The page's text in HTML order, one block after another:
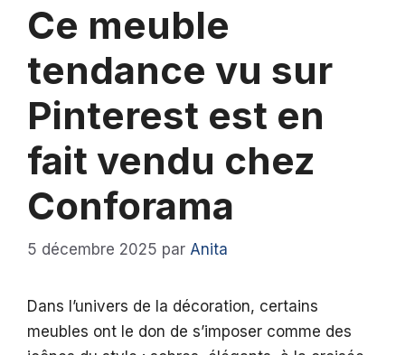
Ce meuble
tendance vu sur
Pinterest est en
fait vendu chez
Conforama
5 décembre 2025 par Anita
Dans l’univers de la décoration, certains
meubles ont le don de s’imposer comme des